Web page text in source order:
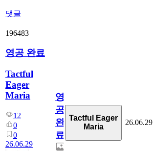
댓글
196483
영공 완료
Tactful
Eager
Maria
12
0
0
26.06.29
영
공
완
료
Tactful Eager
Maria
26.06.29